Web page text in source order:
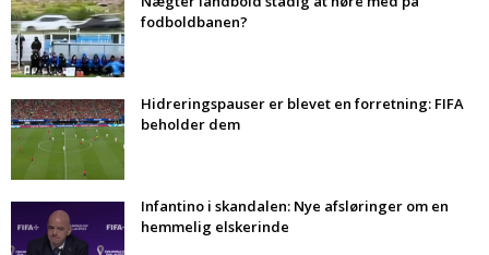
fodboldbanen?
Hidreringspauser er blevet en forretning: FIFA
beholder dem
Infantino i skandalen: Nye afsløringer om en
hemmelig elskerinde